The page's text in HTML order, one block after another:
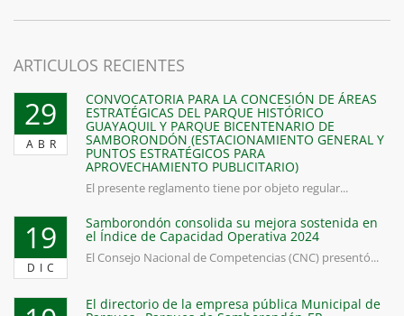
ARTICULOS RECIENTES
29
ABR
CONVOCATORIA PARA LA CONCESIÓN DE ÁREAS
ESTRATÉGICAS DEL PARQUE HISTÓRICO
GUAYAQUIL Y PARQUE BICENTENARIO DE
SAMBORONDÓN (ESTACIONAMIENTO GENERAL Y
PUNTOS ESTRATÉGICOS PARA
APROVECHAMIENTO PUBLICITARIO)
El presente reglamento tiene por objeto regular...
19
DIC
Samborondón consolida su mejora sostenida en
el Índice de Capacidad Operativa 2024
El Consejo Nacional de Competencias (CNC) presentó...
El directorio de la empresa pública Municipal de